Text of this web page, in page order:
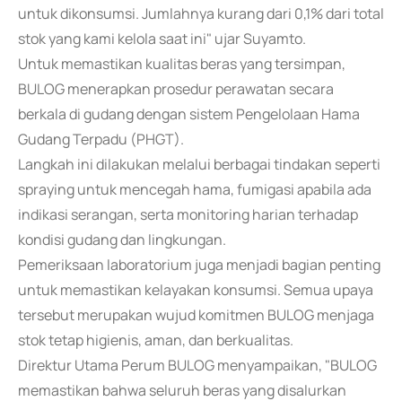
untuk dikonsumsi. Jumlahnya kurang dari 0,1% dari total
stok yang kami kelola saat ini" ujar Suyamto.
Untuk memastikan kualitas beras yang tersimpan,
BULOG menerapkan prosedur perawatan secara
berkala di gudang dengan sistem Pengelolaan Hama
Gudang Terpadu (PHGT).
Langkah ini dilakukan melalui berbagai tindakan seperti
spraying untuk mencegah hama, fumigasi apabila ada
indikasi serangan, serta monitoring harian terhadap
kondisi gudang dan lingkungan.
Pemeriksaan laboratorium juga menjadi bagian penting
untuk memastikan kelayakan konsumsi. Semua upaya
tersebut merupakan wujud komitmen BULOG menjaga
stok tetap higienis, aman, dan berkualitas.
Direktur Utama Perum BULOG menyampaikan, "BULOG
memastikan bahwa seluruh beras yang disalurkan